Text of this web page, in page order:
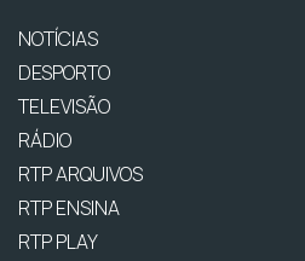
NOTÍCIAS
DESPORTO
TELEVISÃO
RÁDIO
RTP ARQUIVOS
RTP ENSINA
RTP PLAY